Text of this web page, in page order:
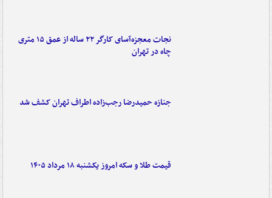
نجات معجزه‌آسای کارگر ۲۲ ساله از عمق ۱۵ متری
چاه در تهران
جنازه حمیدرضا رجب‌زاده اطراف تهران کشف شد
قیمت طلا و سکه امروز یکشنبه ۱۸ مرداد ۱۴۰۵